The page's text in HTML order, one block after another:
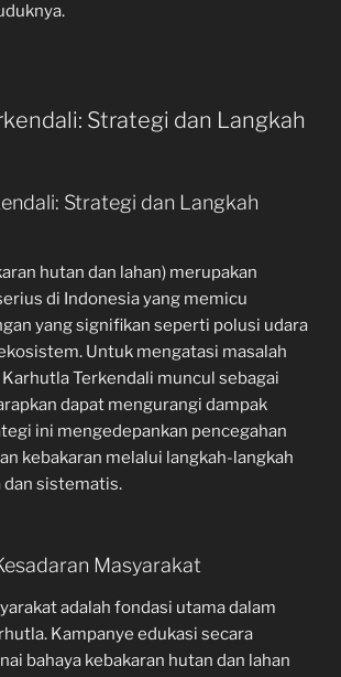
Strategi dan Langkah
Strategi dan Langkah
hutan dan lahan) merupakan
di Indonesia yang memicu
yang signifikan seperti polusi udara
Untuk mengatasi masalah
Terkendali muncul sebagai
dapat mengurangi dampak
ini mengedepankan pencegahan
kebakaran melalui langkah-langkah
dan sistematis.
Masyarakat
adalah fondasi utama dalam
Kampanye edukasi secara
bahaya kebakaran hutan dan lahan